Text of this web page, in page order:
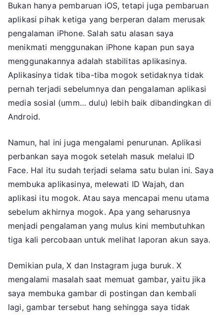
Bukan hanya pembaruan iOS, tetapi juga pembaruan
aplikasi pihak ketiga yang berperan dalam merusak
pengalaman iPhone. Salah satu alasan saya
menikmati menggunakan iPhone kapan pun saya
menggunakannya adalah stabilitas aplikasinya.
Aplikasinya tidak tiba-tiba mogok setidaknya tidak
pernah terjadi sebelumnya dan pengalaman aplikasi
media sosial (umm… dulu) lebih baik dibandingkan di
Android.
Namun, hal ini juga mengalami penurunan. Aplikasi
perbankan saya mogok setelah masuk melalui ID
Face. Hal itu sudah terjadi selama satu bulan ini. Saya
membuka aplikasinya, melewati ID Wajah, dan
aplikasi itu mogok. Atau saya mencapai menu utama
sebelum akhirnya mogok. Apa yang seharusnya
menjadi pengalaman yang mulus kini membutuhkan
tiga kali percobaan untuk melihat laporan akun saya.
Demikian pula, X dan Instagram juga buruk. X
mengalami masalah saat memuat gambar, yaitu jika
saya membuka gambar di postingan dan kembali
lagi, gambar tersebut hang sehingga saya tidak